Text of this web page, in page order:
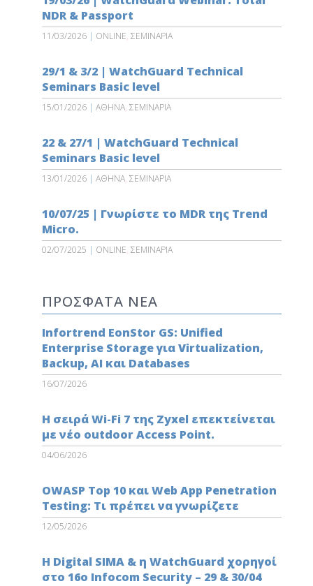
NDR & Passport
11/03/2026| ONLINE, ΣΕΜΙΝΑΡΙΑ
29/1 & 3/2 | WatchGuard Technical
Seminars Basic level
15/01/2026| ΑΘΗΝΑ, ΣΕΜΙΝΑΡΙΑ
22 & 27/1 | WatchGuard Technical
Seminars Basic level
13/01/2026| ΑΘΗΝΑ, ΣΕΜΙΝΑΡΙΑ
10/07/25 | Γνωρίστε τo MDR της Trend
Micro.
02/07/2025 | ONLINE, ΣΕΜΙΝΑΡΙΑ
ΠΡΟΣΦΑΤΑ ΝΕΑ
Infortrend EonStor GS: Unified
Enterprise Storage για Virtualization,
Backup, AI και Databases
16/07/2026
Η σειρά Wi-Fi 7 της Zyxel επεκτείνεται
με νέο outdoor Access Point.
04/06/2026
OWASP Top 10 και Web App Penetration
Testing: Τι πρέπει να γνωρίζετε
12/05/2026
Η Digital SIMA & η WatchGuard χορηγοί
στο 16ο Infocom Security – 29 & 30/04